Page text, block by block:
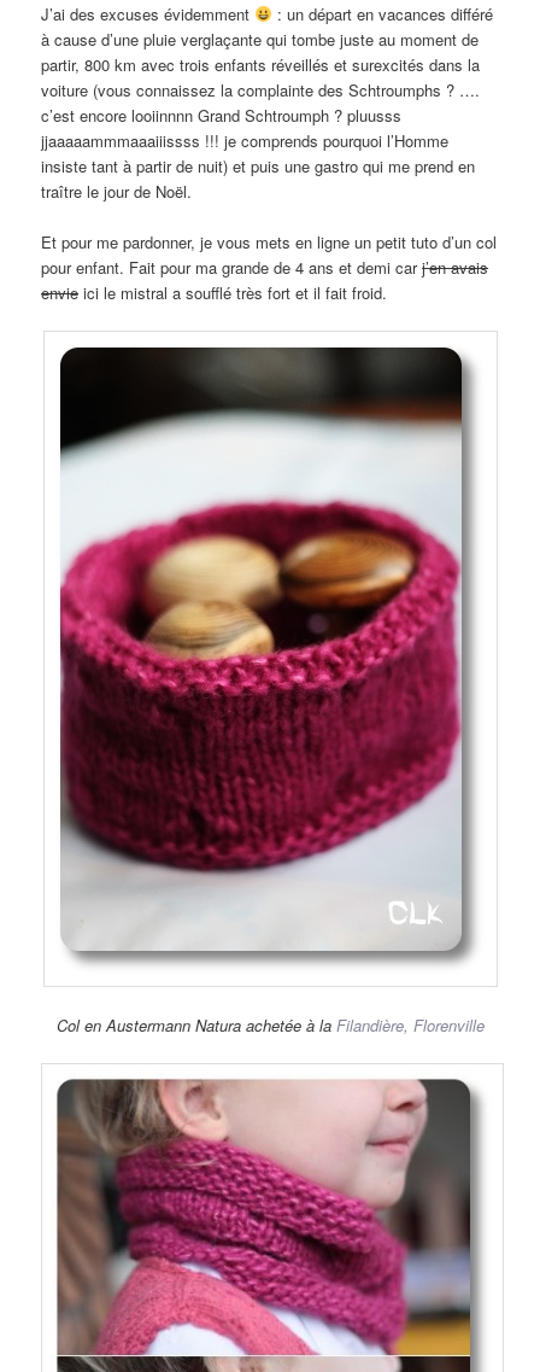
J’ai des excuses évidemment
: un départ en vacances différé
à cause d’une pluie verglaçante qui tombe juste au moment de
partir, 800 km avec trois enfants réveillés et surexcités dans la
voiture (vous connaissez la complainte des Schtroumphs ? ….
c’est encore looiinnnn Grand Schtroumph ? pluusss
jjaaaaammmaaaiiissss !!! je comprends pourquoi l’Homme
insiste tant à partir de nuit) et puis une gastro qui me prend en
traître le jour de Noël.
Et pour me pardonner, je vous mets en ligne un petit tuto d’un col
pour enfant. Fait pour ma grande de 4 ans et demi carj’en avais
envie ici le mistral a soufflé très fort et il fait froid.
Col en Austermann Natura achetée à la Filandière, Florenville